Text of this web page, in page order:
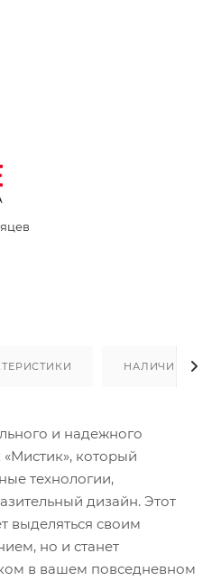
НАЛИЧИЕ
и надежного
который
технологии,
дизайн. Этот
выделяться своим
но и станет
в вашем повседневном